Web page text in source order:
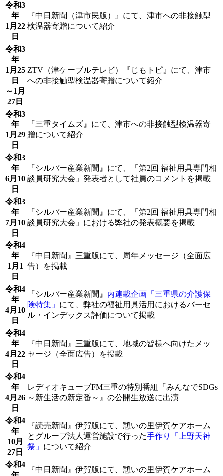
令和3
年
1月22
日
『中日新聞（津市民版）』にて、津市への非接触型
検温器寄贈について紹介
令和3
年
1月25
日
～1月
27日
ZTV（津ケーブルテレビ）『じもトピ』にて、津市
への非接触型検温器寄贈について紹介
令和3
年
1月29
日
『三重タイムズ』にて、津市への非接触型検温器寄
贈について紹介
令和3
年
6月10
日
『シルバー産業新聞』にて、「第2回 福祉用具専門相
談員研究大会」発表者として社員のコメントを掲載
令和3
年
7月10
日
『シルバー産業新聞』にて、「第2回 福祉用具専門相
談員研究大会」における弊社の発表概要を掲載
令和4
年
1月1
日
『中日新聞』三重版にて、周年メッセージ（全面広
告）を掲載
令和4
年
4月10
日
『シルバー産業新聞』 内連載企画「三重県の介護保
険特集」 にて、弊社の福祉用具活用におけるバーセ
ル・インデックス評価について掲載
令和4
年
4月22
日
『中日新聞』三重版にて、地域の皆様へ向けたメッ
セージ（全面広告）を掲載
令和4
年
4月26
日
レディオキューブFM三重の特別番組『みんなでSDGs
～新生活の新定番～』の公開生放送に出演
令和4
年
10月
27日
『読売新聞』伊賀版にて、憩いの里伊賀ケアホーム
とグループ法人運営施設で行った手作り「上野天神
祭」 について紹介
令和4
『中日新聞』伊賀版にて、憩いの里伊賀ケアホーム